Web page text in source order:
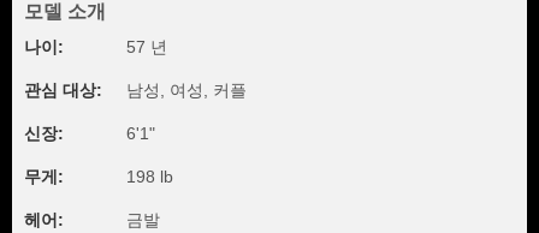
모델 소개
나이: 57 년
관심 대상: 남성, 여성, 커플
신장: 6'1"
무게: 198 lb
헤어: 금발